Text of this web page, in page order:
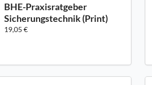
BHE-Praxisratgeber
Sicherungstechnik (Print)
19,05 €